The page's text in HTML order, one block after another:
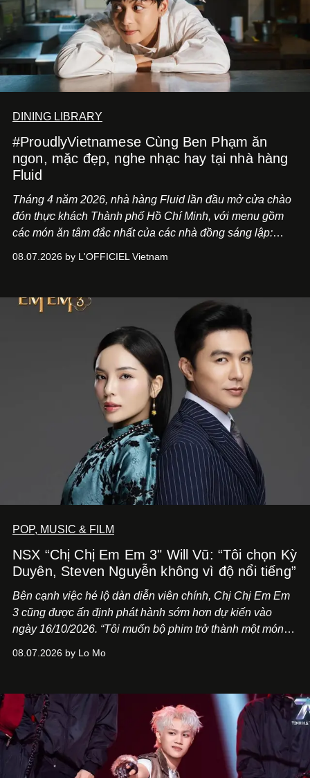
DINING LIBRARY
#ProudlyVietnamese Cùng Ben Phạm ăn
ngon, mặc đẹp, nghe nhạc hay tại nhà hàng
Fluid
Tháng 4 năm 2026, nhà hàng Fluid lần đầu mở cửa chào
đón thực khách Thành phố Hồ Chí Minh, với menu gồm
các món ăn tâm đắc nhất của các nhà đồng sáng lập:
món ăn đa dạng từ Á đến Âu nhanh chóng được yêu thích
mang đến niềm vui cho thực khách.
08.07.2026 by L'OFFICIEL Vietnam
POP, MUSIC & FILM
NSX “Chị Chị Em Em 3" Will Vũ: “Tôi chọn Kỳ
Duyên, Steven Nguyễn không vì độ nổi tiếng”
Bên cạnh việc hé lộ dàn diễn viên chính, Chị Chị Em Em
3 cũng được ấn định phát hành sớm hơn dự kiến vào
ngày 16/10/2026. “Tôi muốn bộ phim trở thành một món
Việt Nam”, NSX Will Vũ cho biết.
08.07.2026 by Lo Mo